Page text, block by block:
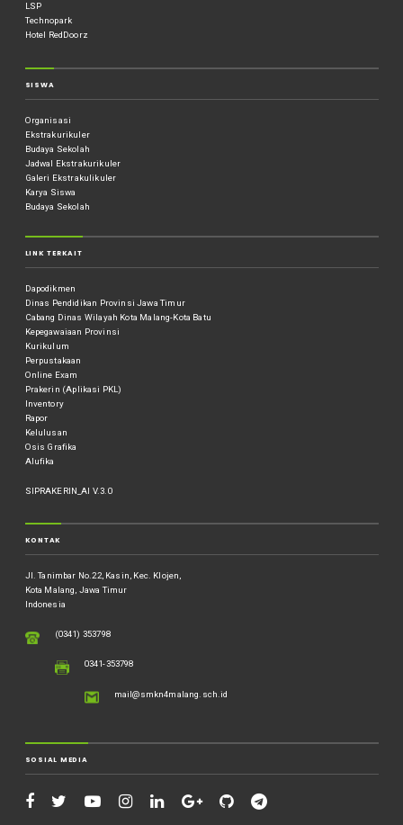
LSP
Technopark
Hotel RedDoorz
SISWA
Organisasi
Ekstrakurikuler
Budaya Sekolah
Jadwal Ekstrakurikuler
Galeri Ekstrakulikuler
Karya Siswa
Budaya Sekolah
LINK TERKAIT
Dapodikmen
Dinas Pendidikan Provinsi Jawa Timur
Cabang Dinas Wilayah Kota Malang-Kota Batu
Kepegawaiaan Provinsi
Kurikulum
Perpustakaan
Online Exam
Prakerin (Aplikasi PKL)
Inventory
Rapor
Kelulusan
Osis Grafika
Alufika
SIPRAKERIN_AI V.3.0
KONTAK
Jl. Tanimbar No.22, Kasin, Kec. Klojen,
Kota Malang, Jawa Timur
Indonesia
(0341) 353798
0341-353798
mail@smkn4malang.sch.id
SOSIAL MEDIA